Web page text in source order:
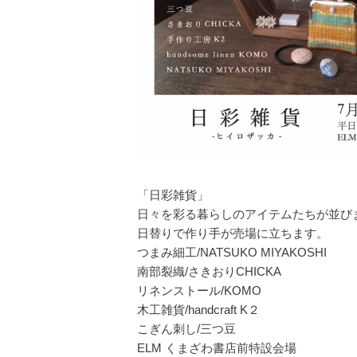
「日彩雑貨」
日々を彩る暮らしのアイテムたちが並び
日替りで作り手が売場に立ちます。
つまみ細工/NATSUKO MIYAKOSHI
南部裂織/さきおりCHICKA
リネンストール/KOMO
木工雑貨/handcraft K２
こぎん刺し/三つ豆
ELM くまざわ書店前特設会場